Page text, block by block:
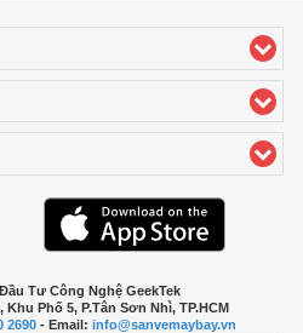
contents
contents
Tư Công Nghệ GeekTek
Phố 5, P.Tân Sơn Nhì, TP.HCM
2690- Email: info@sanvemaybay.vn